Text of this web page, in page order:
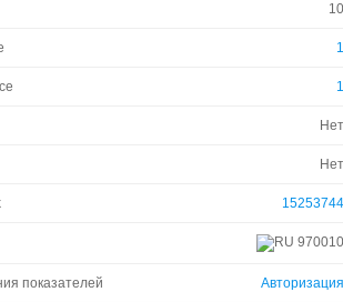
10
1
1
Нет
Нет
15253744
970010
показателей Авторизация